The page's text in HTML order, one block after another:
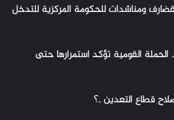
ومناشدات للحكومة المركزية للتدخل
القومية تؤكد استمرارها حتى
قطاع التعدين ..؟